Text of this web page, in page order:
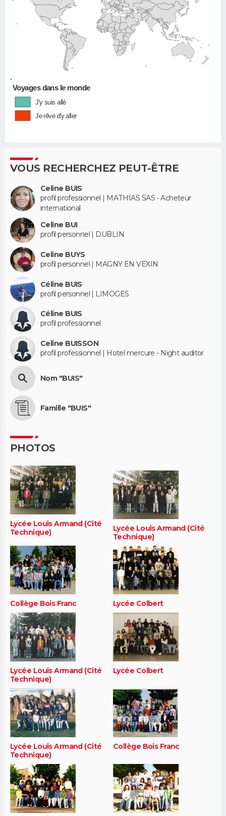
•
Voyages dans le monde
J'y suis allé
Je rêve d'y aller
VOUS RECHERCHEZ PEUT-ÊTRE
Celine BUIS
profil professionnel | MATHIAS SAS - Acheteur
international
Celine BUI
profil personnel | DUBLIN
Celine BUYS
profil personnel | MAGNY EN VEXIN
Céline BUIS
profil personnel | LIMOGES
Céline BUIS
profil professionnel
Celine BUISSON
profil professionnel | Hotel mercure - Night auditor
Nom "BUIS"
Famille "BUIS"
PHOTOS
Lycée Louis Armand (Cité
Technique)
Lycée Louis Armand (Cité
Technique)
Collège Bois Franc Lycée Colbert
Lycée Louis Armand (Cité
Technique)
Lycée Colbert
Lycée Louis Armand (Cité
Technique)
Collège Bois Franc